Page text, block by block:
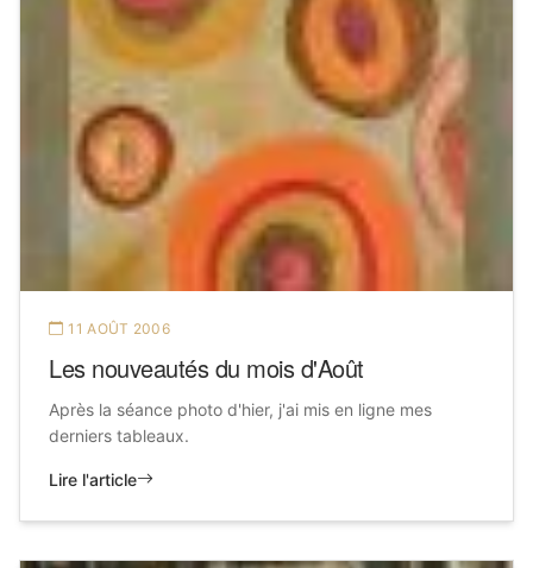
11 AOÛT 2006
Les nouveautés du mois d'Août
Après la séance photo d'hier, j'ai mis en ligne mes
derniers tableaux.
Lire l'article